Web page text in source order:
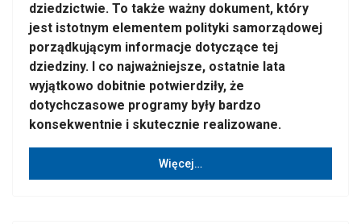
dziedzictwie. To także ważny dokument, który
jest istotnym elementem polityki samorządowej
porządkującym informacje dotyczące tej
dziedziny. I co najważniejsze, ostatnie lata
wyjątkowo dobitnie potwierdziły, że
dotychczasowe programy były bardzo
konsekwentnie i skutecznie realizowane.
Więcej…